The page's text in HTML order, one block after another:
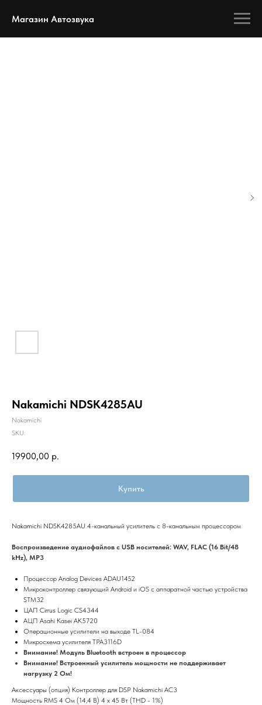
Магазин Автозвука
Nakamichi NDSK4285AU
Nakamichi
SKU:
19900,00 р.
Купить
Nakamichi NDSK4285AU 4-канальный усилитель с 8-канальным процессором
Воспроизведение аудиофайлов с USB носителей: WAV, FLAC (16 Bit/48
kHz), MP3
Процессор Analog Devices ADAU1452
Микроконтроллер связующий Android и iOS с аппаратной частью устройства
STM32
ЦАП Cirrus Logic CS4344
АЦП Asahi Kasei AK5720
Операционные усилители на выходе TL-084
Микросхема усилителя TPA3116D
Внимание! Модуль Bluetooth встроен в процессор
Внимание! Встроенный усилитель мощности не поддерживает
нагрузку 2 Ом!
Аксессуары (опция) Контроллер для DSP Nakamichi AC3
Мощность RMS 4 Ом (14,4 В) 4 x 45 Вт (THD - 1%)